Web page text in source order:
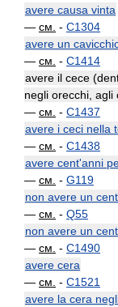
avere causa vinta
— см. - C1304
avere un
— см. - C1414
avere il cece
negli orecchi, agli
— см. - C1437
avere i ceci nella
— см. - C1438
avere cent'anni
— см. - G119
non avere un
— см. - Q55
non avere un
— см. - C1490
avere cera
— см. - C1521
avere la cera